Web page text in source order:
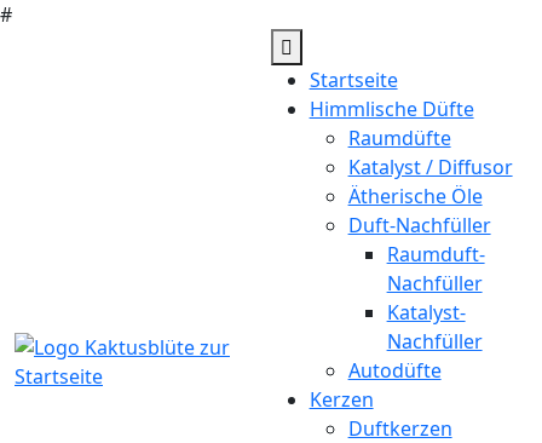
#
Startseite
Himmlische Düfte
Raumdüfte
Katalyst / Diffusor
Ätherische Öle
Duft-Nachfüller
Raumduft-
Nachfüller
Katalyst-
Nachfüller
Autodüfte
Kerzen
Duftkerzen